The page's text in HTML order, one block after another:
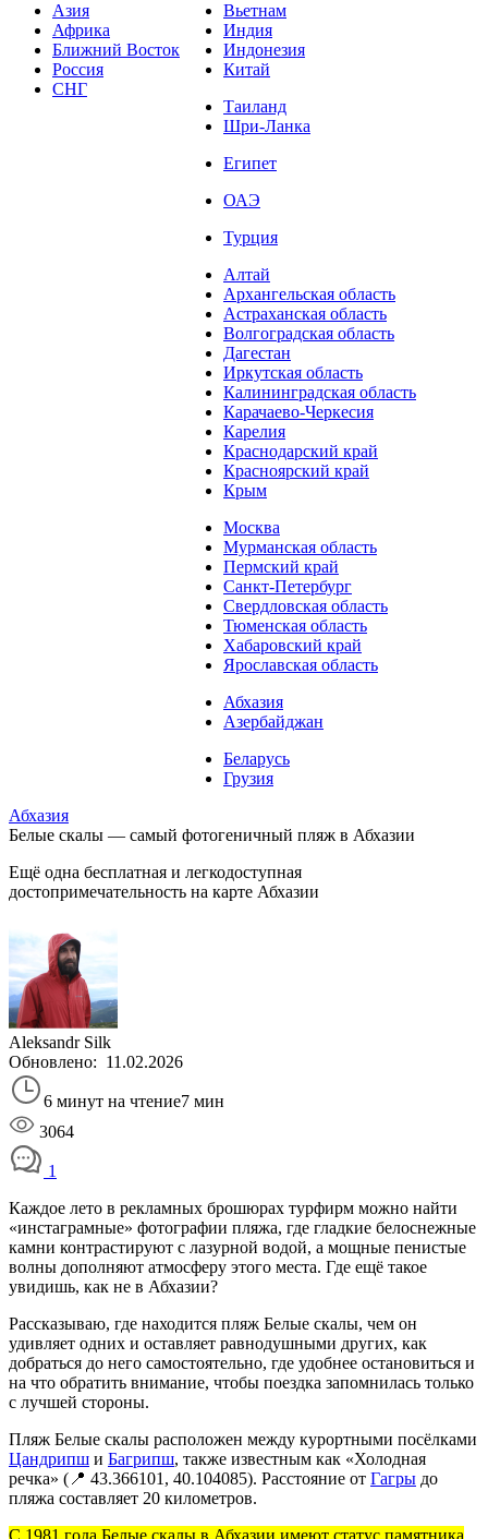
Азия
Африка
Ближний Восток
Россия
СНГ
Вьетнам
Индия
Индонезия
Китай
Таиланд
Шри-Ланка
Египет
ОАЭ
Турция
Алтай
Архангельская область
Астраханская область
Волгоградская область
Дагестан
Иркутская область
Калининградская область
Карачаево-Черкесия
Карелия
Краснодарский край
Красноярский край
Крым
Москва
Мурманская область
Пермский край
Санкт-Петербург
Свердловская область
Тюменская область
Хабаровский край
Ярославская область
Абхазия
Азербайджан
Беларусь
Грузия
Абхазия
Белые скалы — самый фотогеничный пляж в Абхазии
Ещё одна бесплатная и легкодоступная
достопримечательность на карте Абхазии
Aleksandr Silk
Обновлено: 11.02.2026
6 минут на чтение7 мин
3064
1
Каждое лето в рекламных брошюрах турфирм можно найти
«инстаграмные» фотографии пляжа, где гладкие белоснежные
камни контрастируют с лазурной водой, а мощные пенистые
волны дополняют атмосферу этого места. Где ещё такое
увидишь, как не в Абхазии?
Рассказываю, где находится пляж Белые скалы, чем он
удивляет одних и оставляет равнодушными других, как
добраться до него самостоятельно, где удобнее остановиться и
на что обратить внимание, чтобы поездка запомнилась только
с лучшей стороны.
Пляж Белые скалы расположен между курортными посёлками
Цандрипш и Багрипш, также известным как «Холодная
речка» (📍 43.366101, 40.104085). Расстояние от Гагры до
пляжа составляет 20 километров.
С 1981 года Белые скалы в Абхазии имеют статус памятника